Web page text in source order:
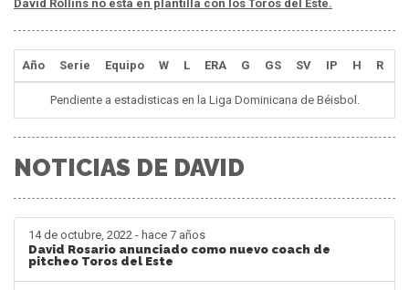
David Rollins no está en plantilla con los Toros del Este.
Año Serie Equipo W L ERA G GS SV IP H R
Pendiente a estadisticas en la Liga Dominicana de Béisbol.
NOTICIAS DE DAVID
14 de octubre, 2022 - hace 7 años
David Rosario anunciado como nuevo coach de
pitcheo Toros del Este